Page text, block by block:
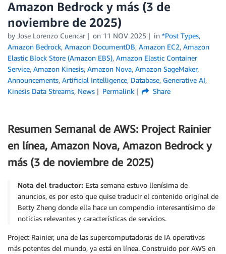
Amazon Bedrock y más (3 de
noviembre de 2025)
by Jose Lorenzo Cuencar on 11 NOV 2025 in *Post Types,
Amazon Bedrock, Amazon DocumentDB, Amazon EC2, Amazon
Elastic Block Store (Amazon EBS), Amazon Elastic Container
Service, Amazon Kinesis, Amazon Nova, Amazon SageMaker,
Announcements, Artificial Intelligence, Database, Generative AI,
Kinesis Data Streams, News Permalink Share
Resumen Semanal de AWS: Project Rainier
en línea, Amazon Nova, Amazon Bedrock y
más (3 de noviembre de 2025)
Nota del traductor: Esta semana estuvo llenísima de
anuncios, es por esto que quise traducir el contenido original de
Betty Zheng donde ella hace un compendio interesantísimo de
noticias relevantes y características de servicios.
Project Rainier, una de las supercomputadoras de IA operativas
más potentes del mundo, ya está en línea. Construido por AWS en